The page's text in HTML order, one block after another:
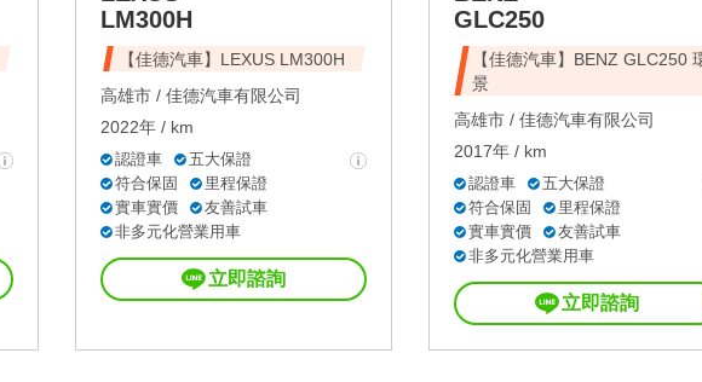
LM300H
【佳德汽車】LEXUS LM300H
高雄市 / 佳德汽車有限公司
2022年 / km
認證車
五大保證
符合保固
里程保證
實車實價
友善試車
非多元化營業用車
立即諮詢
GLC250
【佳德汽車】BENZ GLC250
景
高雄市 / 佳德汽車有限公司
2017年 / km
認證車
五大保證
符合保固
里程保證
實車實價
友善試車
非多元化營業用車
立即諮詢